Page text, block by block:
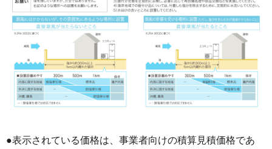
●表示されている価格は、事業者向けの積算見積価格であ